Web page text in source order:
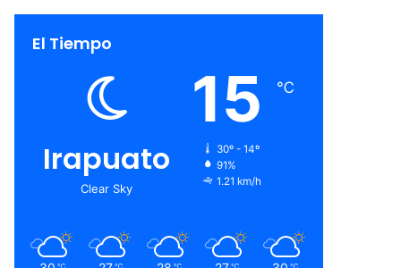
El Tiempo
Irapuato
Clear Sky
15 ℃
30º - 14º
91%
1.21 km/h